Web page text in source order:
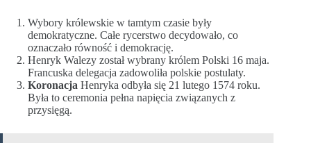
Wybory królewskie w tamtym czasie były
demokratyczne. Całe rycerstwo decydowało, co
oznaczało równość i demokrację.
Henryk Walezy został wybrany królem Polski 16 maja.
Francuska delegacja zadowoliła polskie postulaty.
Koronacja Henryka odbyła się 21 lutego 1574 roku.
Była to ceremonia pełna napięcia związanych z
przysięgą.